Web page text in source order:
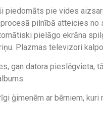
pie vides
pilnībā atteicies no
pielāgo ekrāna
Plazmas televizori
gan datora pieslēgvieta,
ģimenēm ar bērniem, kuri